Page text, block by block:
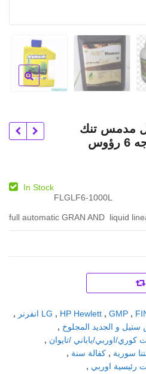
مدمس تنك
للحبوب و السوائل اللزجه 6 رؤوس
In Stock
FLGLF6-1000L
full automatic GRAN AND liquid
,
GMP
,
HP Hewlett
, LG انفرنر
,
و الجديد المجلوخ ,
اوربي/ياباني /تايوان ,
سورية , كفالة سنة ,
رئيسية اوربي ,